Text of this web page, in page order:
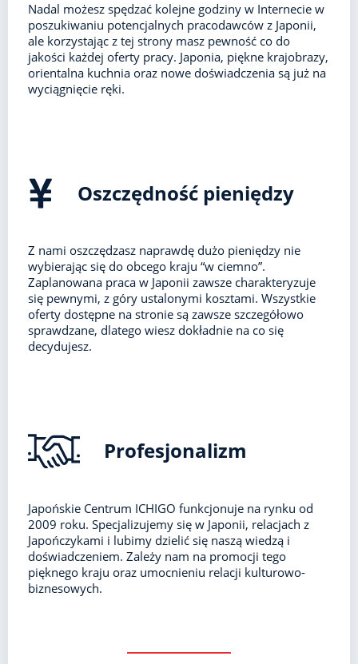
Nadal możesz spędzać kolejne godziny w Internecie w
poszukiwaniu potencjalnych pracodawców z Japonii,
ale korzystając z tej strony masz pewność co do
jakości każdej oferty pracy. Japonia, piękne krajobrazy,
orientalna kuchnia oraz nowe doświadczenia są już na
wyciągnięcie ręki.
Oszczędność pieniędzy
Z nami oszczędzasz naprawdę dużo pieniędzy nie
wybierając się do obcego kraju “w ciemno”.
Zaplanowana praca w Japonii zawsze charakteryzuje
się pewnymi, z góry ustalonymi kosztami. Wszystkie
oferty dostępne na stronie są zawsze szczegółowo
sprawdzane, dlatego wiesz dokładnie na co się
decydujesz.
Profesjonalizm
Japońskie Centrum ICHIGO funkcjonuje na rynku od
2009 roku. Specjalizujemy się w Japonii, relacjach z
Japończykami i lubimy dzielić się naszą wiedzą i
doświadczeniem. Zależy nam na promocji tego
pięknego kraju oraz umocnieniu relacji kulturowo-
biznesowych.